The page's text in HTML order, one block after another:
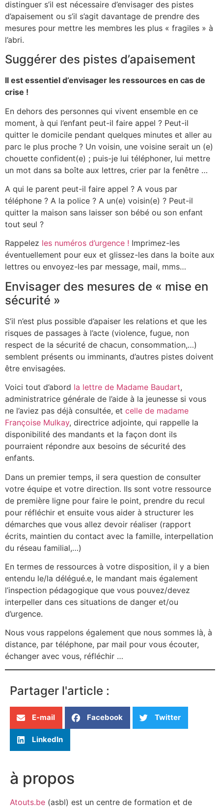
distinguer s’il est nécessaire d’envisager des pistes
d’apaisement ou s’il s’agit davantage de prendre des
mesures pour mettre les membres les plus « fragiles » à
l’abri.
Suggérer des pistes d’apaisement
Il est essentiel d’envisager les ressources en cas de
crise !
En dehors des personnes qui vivent ensemble en ce
moment, à qui l’enfant peut-il faire appel ? Peut-il
quitter le domicile pendant quelques minutes et aller au
parc le plus proche ? Un voisin, une voisine serait un (e)
chouette confident(e) ; puis-je lui téléphoner, lui mettre
un mot dans sa boîte aux lettres, crier par la fenêtre …
A qui le parent peut-il faire appel ? A vous par
téléphone ? A la police ? A un(e) voisin(e) ? Peut-il
quitter la maison sans laisser son bébé ou son enfant
tout seul ?
Rappelez les numéros d’urgence ! Imprimez-les
éventuellement pour eux et glissez-les dans la boite aux
lettres ou envoyez-les par message, mail, mms…
Envisager des mesures de « mise en
sécurité »
S’il n’est plus possible d’apaiser les relations et que les
risques de passages à l’acte (violence, fugue, non
respect de la sécurité de chacun, consommation,…)
semblent présents ou imminants, d’autres pistes doivent
être envisagées.
Voici tout d’abord la lettre de Madame Baudart,
administratrice générale de l’aide à la jeunesse si vous
ne l’aviez pas déjà consultée, et celle de madame
Françoise Mulkay, directrice adjointe, qui rappelle la
disponibilité des mandants et la façon dont ils
pourraient répondre aux besoins de sécurité des
enfants.
Dans un premier temps, il sera question de consulter
votre équipe et votre direction. Ils sont votre ressource
de première ligne pour faire le point, prendre du recul
pour réfléchir et ensuite vous aider à structurer les
démarches que vous allez devoir réaliser (rapport
écrits, maintien du contact avec la famille, interpellation
du réseau familial,…)
En termes de ressources à votre disposition, il y a bien
entendu le/la délégué.e, le mandant mais également
l’inspection pédagogique que vous pouvez/devez
interpeller dans ces situations de danger et/ou
d’urgence.
Nous vous rappelons également que nous sommes là, à
distance, par téléphone, par mail pour vous écouter,
échanger avec vous, réfléchir …
Partager l'article :
E-mail Facebook Twitter
LinkedIn
à propos
Atouts.be (asbl) est un centre de formation et de